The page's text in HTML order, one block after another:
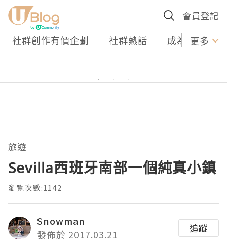
會員登記
社群創作有價企劃 社群熱話 成為U更多
旅遊
Sevilla西班牙南部一個純真小鎮
瀏覽次數:1142
Snowman
發佈於 2017.03.21
追蹤